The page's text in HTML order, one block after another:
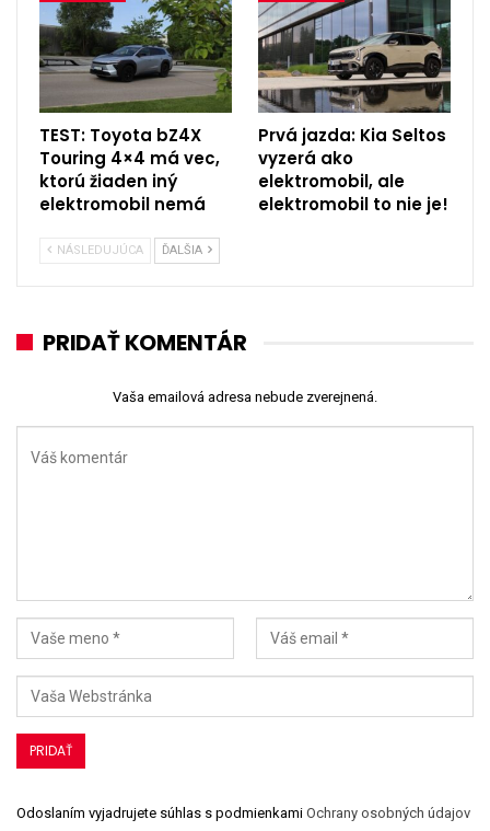
TEST: Toyota bZ4X
Touring 4×4 má vec,
ktorú žiaden iný
elektromobil nemá
Prvá jazda: Kia Seltos
vyzerá ako
elektromobil, ale
elektromobil to nie je!
NÁSLEDUJÚCA ĎALŠIA
PRIDAŤ KOMENTÁR
Vaša emailová adresa nebude zverejnená.
Odoslaním vyjadrujete súhlas s podmienkami Ochrany osobných údajov